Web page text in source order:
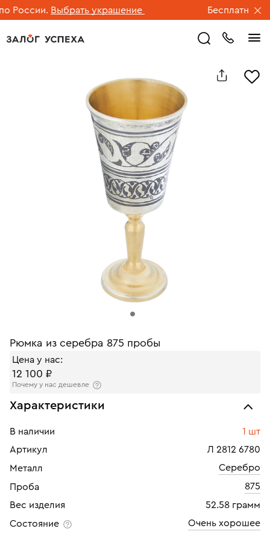
России. Выбрать украшение Бесплатная
Рюмка из серебра 875 пробы
Цена у нас:
12 100 ₽
Почему у нас дешевле
Характеристики
В наличии
1 шт
Артикул
Л 2812 6780
Металл
Серебро
Проба
875
Вес изделия
52.58 грамм
Состояние
Очень хорошее